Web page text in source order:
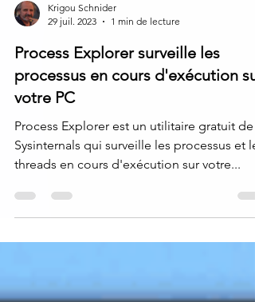
29 juil. 2023
1 min de lecture
Process Explorer surveille les
processus en cours d'exécution sur
votre PC
Process Explorer est un utilitaire gratuit de
Sysinternals qui surveille les processus et
threads en cours d'exécution sur votre...